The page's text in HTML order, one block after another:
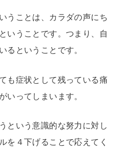
うことは、カラダの声にち
いうことです。つまり、自
るということです。
も症状として残っている痛
いってしまいます。
という意識的な努力に対し
を４下げることで応えてく